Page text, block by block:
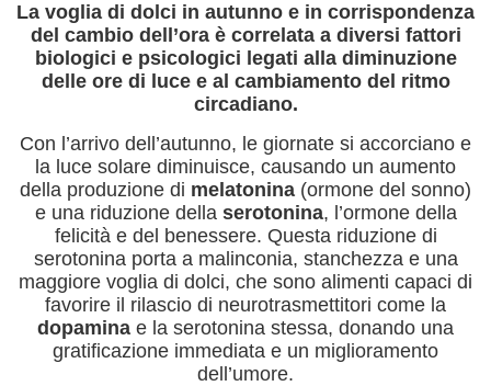
La voglia di dolci in autunno e in corrispondenza
del cambio dell’ora è correlata a diversi fattori
biologici e psicologici legati alla diminuzione
delle ore di luce e al cambiamento del ritmo
circadiano.
Con l’arrivo dell’autunno, le giornate si accorciano e
la luce solare diminuisce, causando un aumento
della produzione di melatonina (ormone del sonno)
e una riduzione della serotonina, l’ormone della
felicità e del benessere. Questa riduzione di
serotonina porta a malinconia, stanchezza e una
maggiore voglia di dolci, che sono alimenti capaci di
favorire il rilascio di neurotrasmettitori come la
dopamina e la serotonina stessa, donando una
gratificazione immediata e un miglioramento
dell’umore.